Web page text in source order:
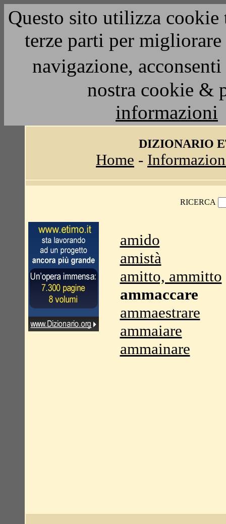
Questo sito utilizza
terze parti per
navigazione,
nostra cookie &
informazioni
DIZIONARIO
Home -
RICERCA
amido
amistà
amitto, ammitto
ammaccare
ammaestrare
ammaiare
ammainare